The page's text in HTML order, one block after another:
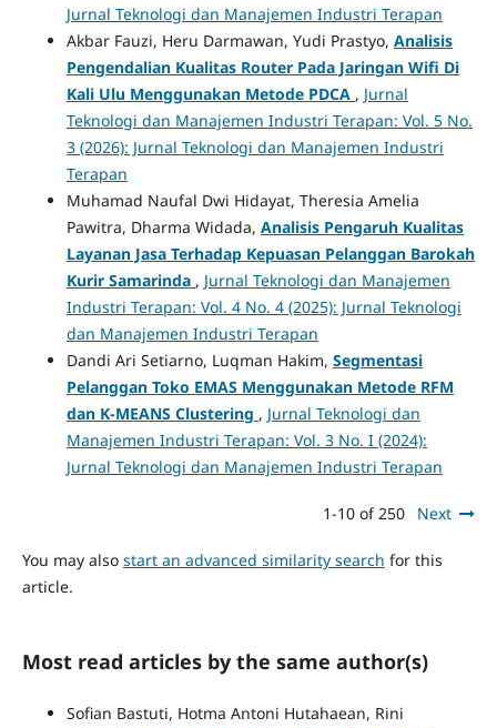
Jurnal Teknologi dan Manajemen Industri Terapan
Akbar Fauzi, Heru Darmawan, Yudi Prastyo, Analisis
Pengendalian Kualitas Router Pada Jaringan Wifi Di
Kali Ulu Menggunakan Metode PDCA , Jurnal
Teknologi dan Manajemen Industri Terapan: Vol. 5 No.
3 (2026): Jurnal Teknologi dan Manajemen Industri
Terapan
Muhamad Naufal Dwi Hidayat, Theresia Amelia
Pawitra, Dharma Widada, Analisis Pengaruh Kualitas
Layanan Jasa Terhadap Kepuasan Pelanggan Barokah
Kurir Samarinda , Jurnal Teknologi dan Manajemen
Industri Terapan: Vol. 4 No. 4 (2025): Jurnal Teknologi
dan Manajemen Industri Terapan
Dandi Ari Setiarno, Luqman Hakim, Segmentasi
Pelanggan Toko EMAS Menggunakan Metode RFM
dan K-MEANS Clustering , Jurnal Teknologi dan
Manajemen Industri Terapan: Vol. 3 No. I (2024):
Jurnal Teknologi dan Manajemen Industri Terapan
1-10 of 250 Next
You may also start an advanced similarity search for this
article.
Most read articles by the same author(s)
Sofian Bastuti, Hotma Antoni Hutahaean, Rini